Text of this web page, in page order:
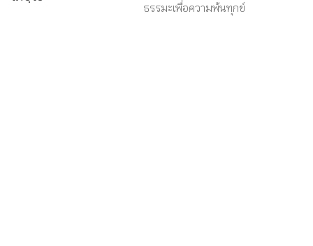
ธรรมะเพื่อความพ้นทุกข์